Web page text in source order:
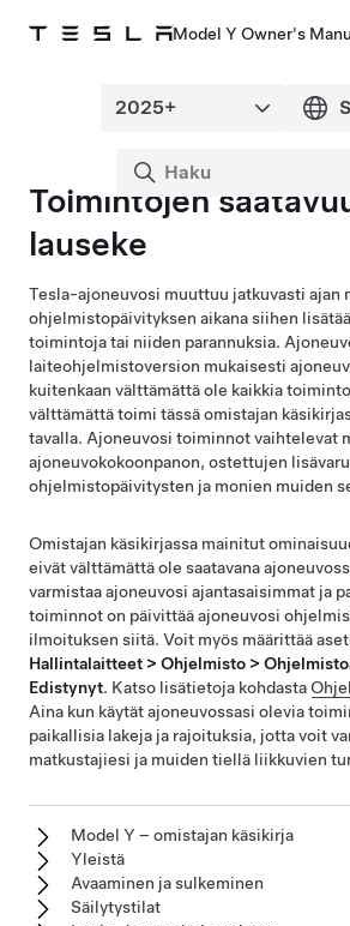
Model Y Owner's
Toimintojen
lauseke
Tesla-ajoneuvosi muuttuu jatkuvasti ajan
ohjelmistopäivityksen aikana siihen
toimintoja tai niiden parannuksia.
laiteohjelmistoversion mukaisesti
kuitenkaan välttämättä ole kaikkia
välttämättä toimi tässä omistajan
tavalla. Ajoneuvosi toiminnot vaihtelevat
ajoneuvokokoonpanon, ostettujen
ohjelmistopäivitysten ja monien muiden
Omistajan käsikirjassa mainitut
eivät välttämättä ole saatavana
varmistaa ajoneuvosi ajantasaisimmat ja
toiminnot on päivittää ajoneuvosi
ilmoituksen siitä. Voit myös määrittää
Hallintalaitteet > Ohjelmisto >
Edistynyt. Katso lisätietoja kohdasta
Aina kun käytät ajoneuvossasi olevia
paikallisia lakeja ja rajoituksia, jotta voit
matkustajiesi ja muiden tiellä liikkuvien
Model Y – omistajan käsikirja
Yleistä
Avaaminen ja sulkeminen
Säilytystilat